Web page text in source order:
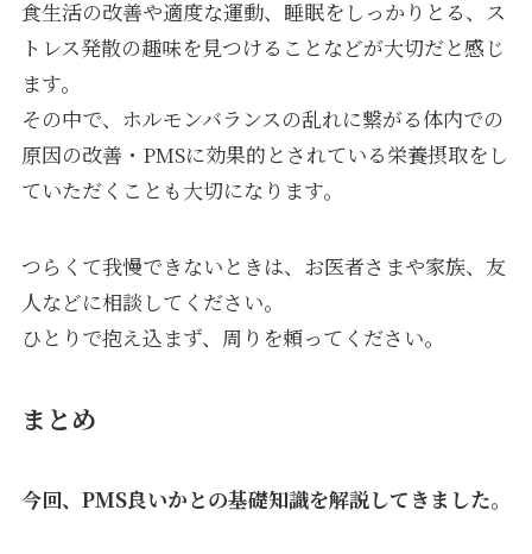
食生活の改善や適度な運動、睡眠をしっかりとる、ス
トレス発散の趣味を見つけることなどが大切だと感じ
ます。
その中で、ホルモンバランスの乱れに繋がる体内での
原因の改善・PMSに効果的とされている栄養摂取をし
ていただくことも大切になります。
つらくて我慢できないときは、お医者さまや家族、友
人などに相談してください。
ひとりで抱え込まず、周りを頼ってください。
まとめ
今回、PMS良いかとの基礎知識を解説してきました。